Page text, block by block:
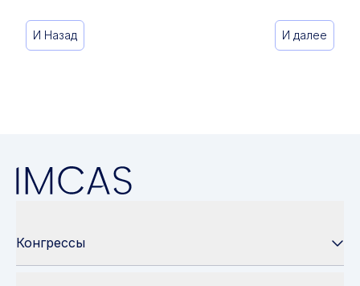
И Назад И далее
Конгрессы